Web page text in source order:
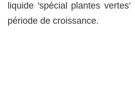
liquide 'spécial plantes
période de croissance.